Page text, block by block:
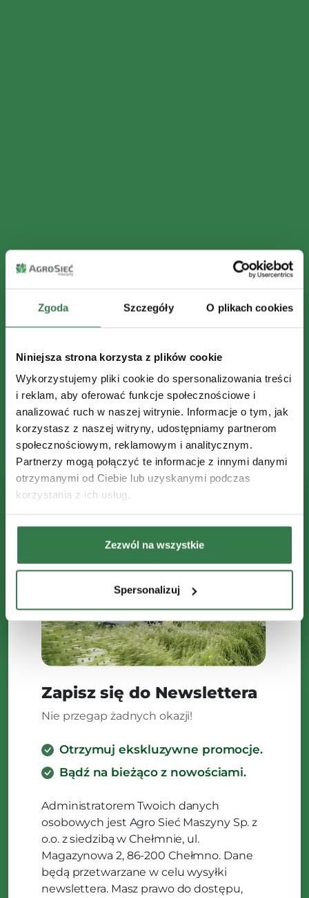
Zgoda Szczegóły O plikach cookies
Niniejsza strona korzysta z plików cookie
Wykorzystujemy pliki cookie do spersonalizowania treści
i reklam, aby oferować funkcje społecznościowe i
analizować ruch w naszej witrynie. Informacje o tym, jak
korzystasz z naszej witryny, udostępniamy partnerom
społecznościowym, reklamowym i analitycznym.
Partnerzy mogą połączyć te informacje z innymi danymi
otrzymanymi od Ciebie lub uzyskanymi podczas
korzystania z ich usług.
Zezwól na wszystkie
Spersonalizuj
Zapisz się do Newslettera
Nie przegap żadnych okazji!
Otrzymuj ekskluzywne promocje.
Bądź na bieżąco z nowościami.
Administratorem Twoich danych
osobowych jest Agro Sieć Maszyny Sp. z
o.o. z siedzibą w Chełmnie, ul.
Magazynowa 2, 86-200 Chełmno. Dane
będą przetwarzane w celu wysyłki
newslettera. Masz prawo do dostępu,